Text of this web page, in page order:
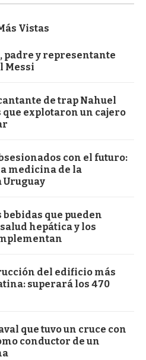
Vistas
padre y representante
Messi
de trap Nahuel
que explotaron un cajero
con el futuro:
medicina de la
Uruguay
que pueden
hepática y los
del edificio más
superará los 470
que tuvo un cruce con
conductor de un